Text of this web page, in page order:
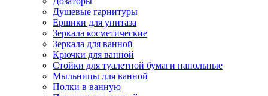
Душевые гарнитуры
Ершики для унитаза
Зеркала косметические
Зеркала для ванной
Крючки для ванной
Стойки для туалетной бумаги напольные
Мыльницы для ванной
Полки в ванную